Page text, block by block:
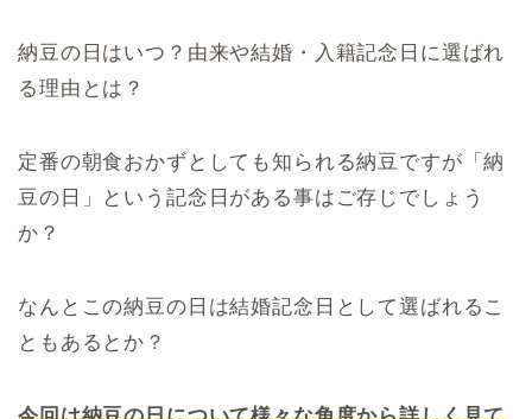
納豆の日はいつ？由来や結婚・入籍記念日に選ばれ
る理由とは？
定番の朝食おかずとしても知られる納豆ですが「納
豆の日」という記念日がある事はご存じでしょう
か？
なんとこの納豆の日は結婚記念日として選ばれるこ
ともあるとか？